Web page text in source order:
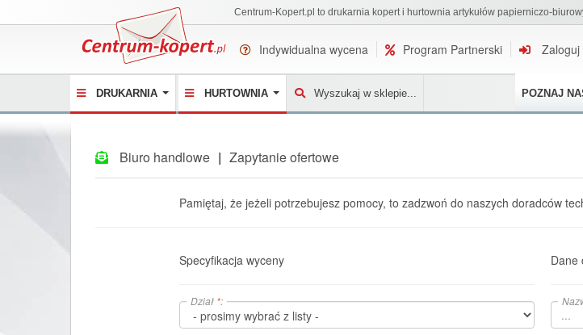
Centrum-Kopert.pl to drukarnia kopert i hurtownia artykułów papierniczo-
U nas zamówisz koperty z dowolnym
Indywidualna wycena Program Partnerski Zaloguj
DRUKARNIA HURTOWNIA Wyszukaj w sklepie... POZNAJ
Biuro handlowe | Zapytanie ofertowe
Pamiętaj, że jeżeli potrzebujesz pomocy, to zadzwoń do naszych doradców
Specyfikacja wyceny
Dział *:
Dane